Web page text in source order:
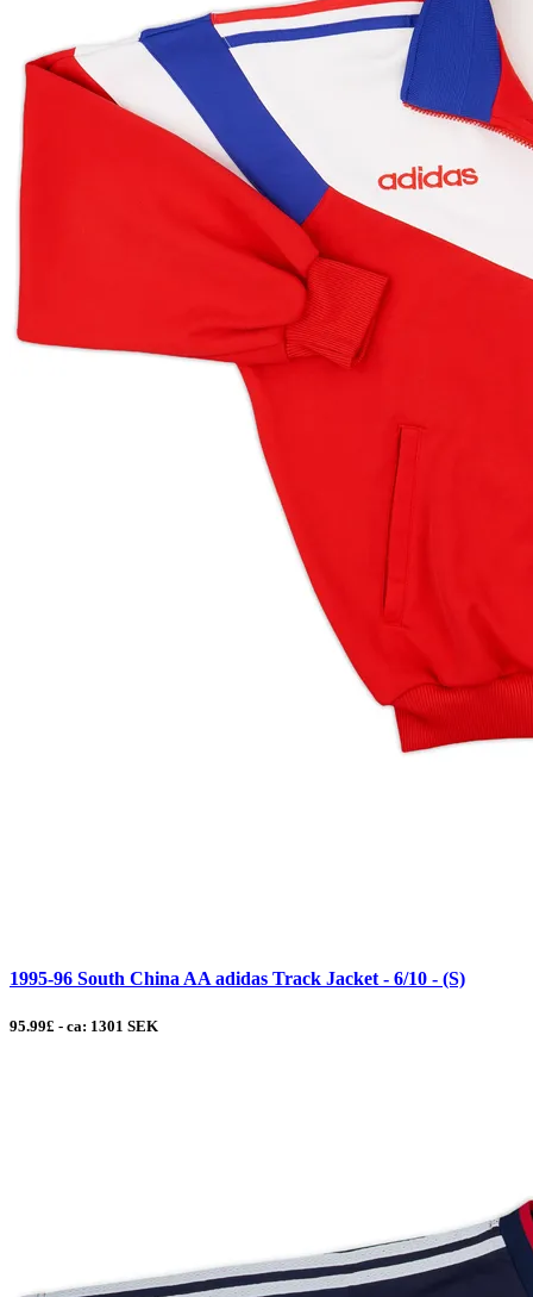
1995-96 South China AA adidas Track Jacket - 6/10 - (S)
95.99£ - ca: 1301 SEK